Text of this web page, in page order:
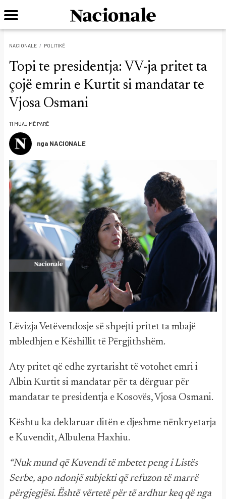
NACIONALE POLITIKË
Topi te presidentja: VV-ja pritet ta
çojë emrin e Kurtit si mandatar te
Vjosa Osmani
11 MUAJ MË PARË
nga NACIONALE
Lëvizja Vetëvendosje së shpejti pritet ta mbajë
mbledhjen e Këshillit të Përgjithshëm.
Aty pritet që edhe zyrtarisht të votohet emri i
Albin Kurtit si mandatar për ta dërguar për
mandatar te presidentja e Kosovës, Vjosa Osmani.
Kështu ka deklaruar ditën e djeshme nënkryetarja
e Kuvendit, Albulena Haxhiu.
“Nuk mund që Kuvendi të mbetet peng i Listës
Serbe, apo ndonjë subjekti që refuzon të marrë
përgjegjësi. Është vërtetë për të ardhur keq që nga